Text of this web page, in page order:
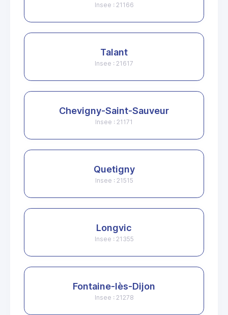
Insee : 21166
Talant
Insee : 21617
Chevigny-Saint-Sauveur
Insee : 21171
Quetigny
Insee : 21515
Longvic
Insee : 21355
Fontaine-lès-Dijon
Insee : 21278